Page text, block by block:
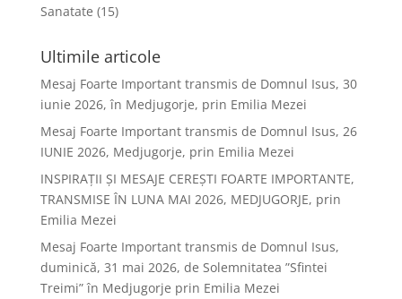
Sanatate (15)
Ultimile articole
Mesaj Foarte Important transmis de Domnul Isus, 30
iunie 2026, în Medjugorje, prin Emilia Mezei
Mesaj Foarte Important transmis de Domnul Isus, 26
IUNIE 2026, Medjugorje, prin Emilia Mezei
INSPIRAȚII ȘI MESAJE CEREȘTI FOARTE IMPORTANTE,
TRANSMISE ÎN LUNA MAI 2026, MEDJUGORJE, prin
Emilia Mezei
Mesaj Foarte Important transmis de Domnul Isus,
duminică, 31 mai 2026, de Solemnitatea ”Sfintei
Treimi” în Medjugorje prin Emilia Mezei